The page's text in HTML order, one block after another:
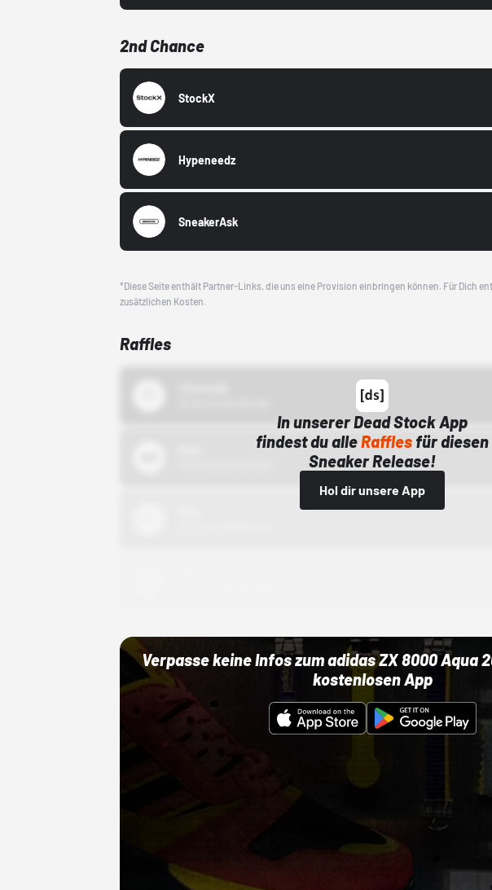
2nd Chance
StockX
Hypeneedz
SneakerAsk
*Diese Seite enthält Partner-Links, die uns eine Provision einbringen können. Für Dich
zusätzlichen Kosten.
Raffles
In unserer Dead Stock App
findest du alleRaffles für diesen
Sneaker Release!
Hol dir unsere App
Verpasse keine Infos zum adidas ZX 8000 Aqua
kostenlosen App